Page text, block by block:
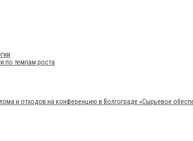
по темпам роста
и отходов на конференцию в Волгограде «Сырьевое